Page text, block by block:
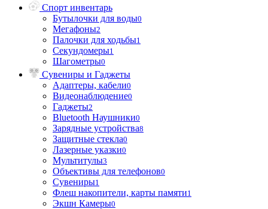
Спорт инвентарь
Бутылочки для воды0
Мегафоны2
Палочки для ходьбы1
Секундомеры1
Шагометры0
Сувениры и Гаджеты
Адаптеры, кабели0
Видеонаблюдение0
Гаджеты2
Bluetooth Наушники0
Зарядные устройства8
Защитные стекла0
Лазерные указки0
Мультитулы3
Объективы для телефонов0
Сувениры1
Флеш накопители, карты памяти1
Экшн Камеры0